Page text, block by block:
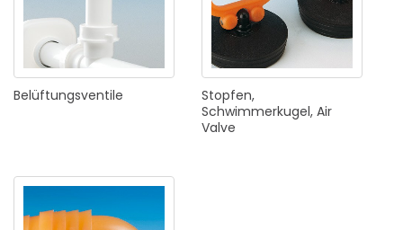
Belüftungsventile
Stopfen,
Schwimmerkugel, Air
Valve